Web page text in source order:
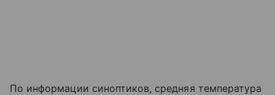
По информации синоптиков, средняя температура